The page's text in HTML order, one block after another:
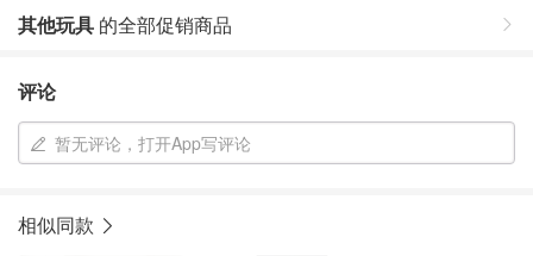
其他玩具 的全部促销商品
评论
暂无评论，打开App写评论
相似同款